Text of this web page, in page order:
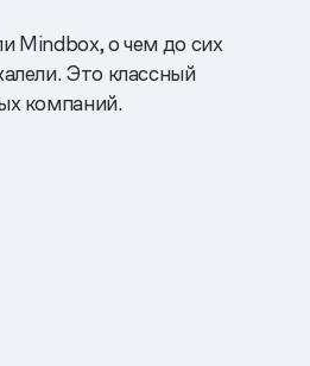
Mindbox, о чем до сих
Это классный
компаний.